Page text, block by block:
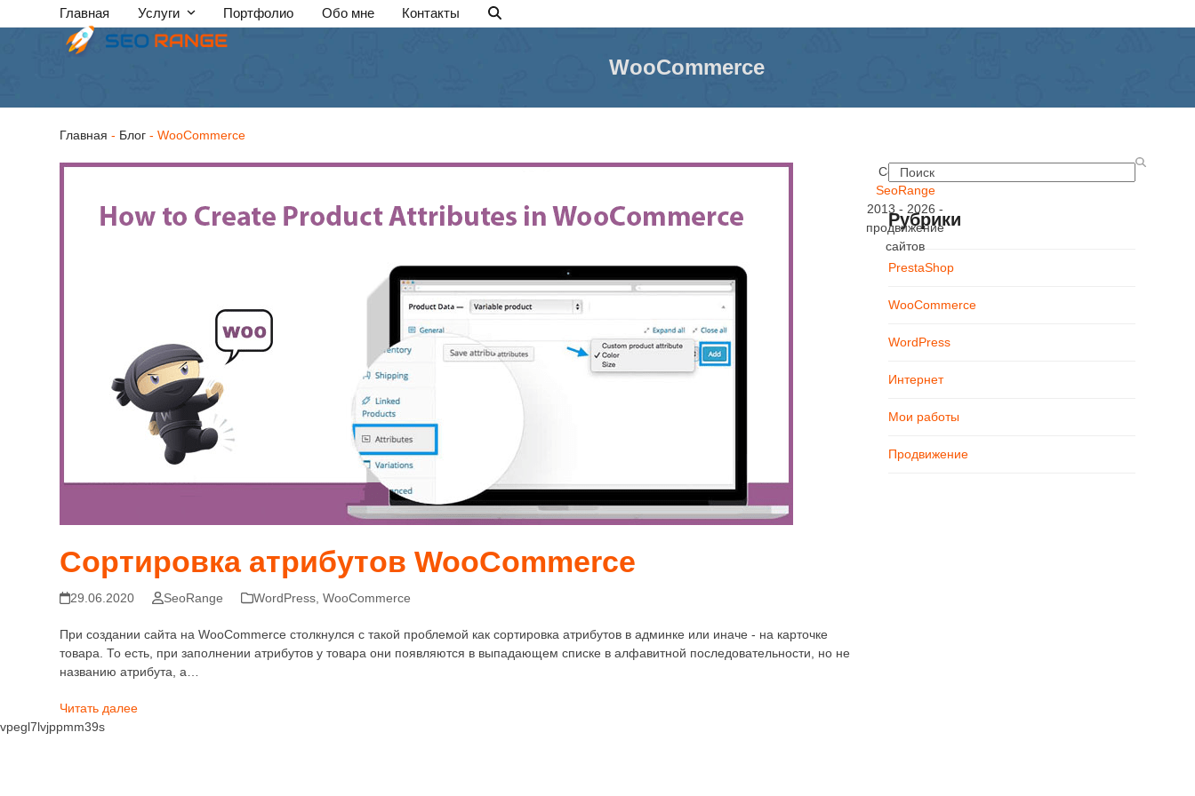
to
Главная Услуги Портфолио Обо мне Контакты
WooCommerce
Главная - Блог -WooCommerce
Сортировка атрибутов WooCommerce
29.06.2020 SeoRange WordPress, WooCommerce
При создании сайта на WooCommerce столкнулся с такой проблемой как сортировка атрибутов в админке или иначе - на карточке
товара. То есть, при заполнении атрибутов у товара они появляются в выпадающем списке в алфавитной последовательности, но не
названию атрибута, а…
Читать далее
Search
Рубрики
PrestaShop
WooCommerce
WordPress
Интернет
Мои работы
Продвижение
Copyright
SeoRange
2013 - 2026 -
продвижение
сайтов
vpegl7lvjppmm39s